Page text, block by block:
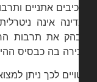
אתניים
אינה ניטרלית
את תרבות הרוב,
בה כבסיס
לכך ניתן למצוא: